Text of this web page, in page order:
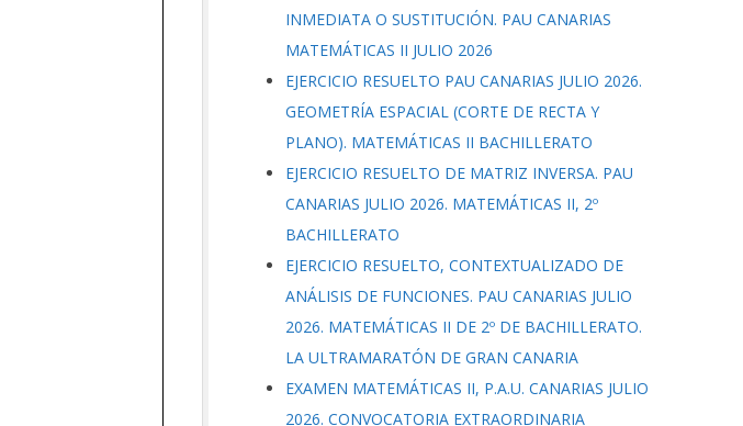
INMEDIATA O SUSTITUCIÓN. PAU CANARIAS
MATEMÁTICAS II JULIO 2026
EJERCICIO RESUELTO PAU CANARIAS JULIO 2026.
GEOMETRÍA ESPACIAL (CORTE DE RECTA Y
PLANO). MATEMÁTICAS II BACHILLERATO
EJERCICIO RESUELTO DE MATRIZ INVERSA. PAU
CANARIAS JULIO 2026. MATEMÁTICAS II, 2º
BACHILLERATO
EJERCICIO RESUELTO, CONTEXTUALIZADO DE
ANÁLISIS DE FUNCIONES. PAU CANARIAS JULIO
2026. MATEMÁTICAS II DE 2º DE BACHILLERATO.
LA ULTRAMARATÓN DE GRAN CANARIA
EXAMEN MATEMÁTICAS II, P.A.U. CANARIAS JULIO
2026. CONVOCATORIA EXTRAORDINARIA